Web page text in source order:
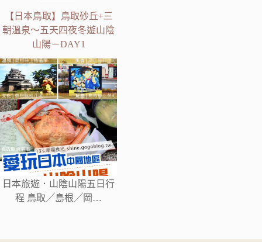
【日本鳥取】鳥取砂丘+三
朝溫泉～五天四夜冬遊山陰
山陽－DAY1
日本旅遊．山陰山陽五日行
程 鳥取╱島根╱岡…